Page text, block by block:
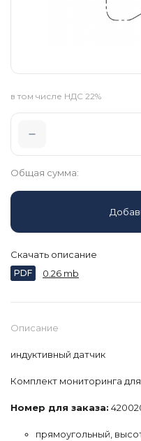
Описание
индуктивный датчик
Комплект мониторинга
Номер для заказа:
прямоугольный,
в том числе НДС 22%
Общая сумма:
Скачать описание
PDF 0.26 mb